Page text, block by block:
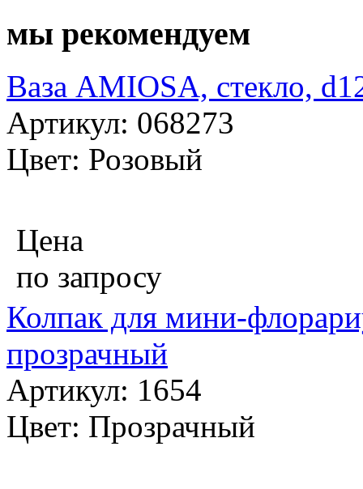
мы рекомендуем
Ваза AMIOSA, стекло,
Артикул: 068273
Цвет: Розовый
Цена
по запросу
Колпак для мини-
прозрачный
Артикул: 1654
Цвет: Прозрачный